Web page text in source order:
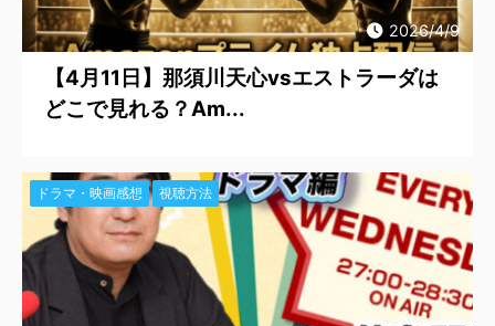
2026/4/9
【4月11日】那須川天心vsエストラーダは
どこで見れる？Am...
ドラマ・映画感想 視聴方法